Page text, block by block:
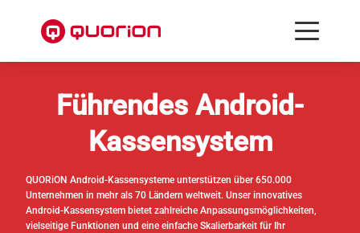
Führendes Android-
Kassensystem
QUORiON Android-Kassensysteme unterstützen über 650.000
Unternehmen in mehr als 70 Ländern weltweit. Unser innovatives
Android-Kassensystem bietet zahlreiche Anpassungsmöglichkeiten,
vielseitige Funktionen und eine einfache Skalierbarkeit für Ihr